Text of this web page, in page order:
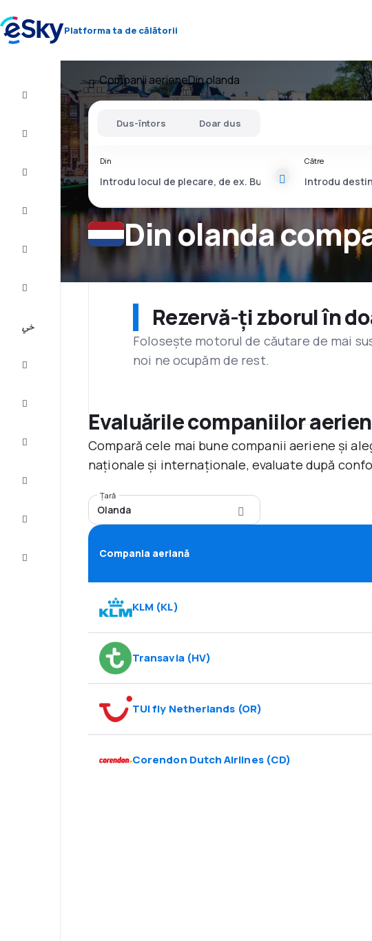
Platforma ta de călătorii
Zbor+Hotel
Vacanţe
Companii aerieneDin olanda
Din olanda
Dus-întors Doar dus
Din Către
Rezervă-ți zborul în
Folosește motorul de căutare de mai
noi ne ocupăm de rest.
Evaluările companiilor
Compară cele mai bune companii aeriene și
naționale și internaționale, evaluate după
Țară
Olanda
Compania aeriană
KLM (KL)
Transavia(HV)
TUI fly Netherlands (OR)
Corendon Dutch Airlines(CD)